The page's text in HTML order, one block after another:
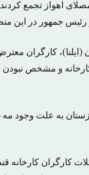
اهواز تجمع
رئیس جمهور در این
(ایلنا)، کارگران
این کارخانه و مشخص
به علت وجود
کارگران کارخانه